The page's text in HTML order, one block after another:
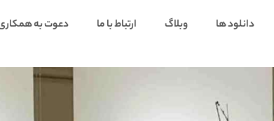
دانلود ها وبلاگ ارتباط با ما دعوت به